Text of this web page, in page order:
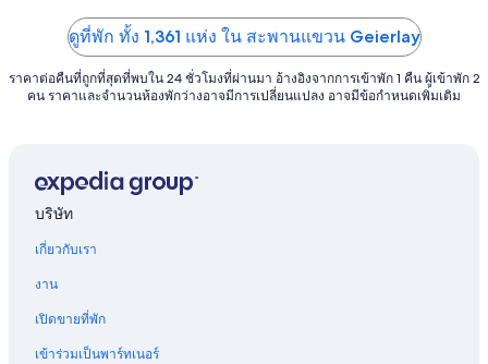
ดูที่พัก ทั้ง 1,361 แห่ง ใน สะพานแขวน Geierlay
ราคาต่อคืนที่ถูกที่สุดที่พบใน 24 ชั่วโมงที่ผ่านมา อ้างอิงจากการเข้าพัก 1 คืน ผู้เข้าพัก 2
คน ราคาและจำนวนห้องพักว่างอาจมีการเปลี่ยนแปลง อาจมีข้อกำหนดเพิ่มเติม
บริษัท
เกี่ยวกับเรา
งาน
เปิดขายที่พัก
เข้าร่วมเป็นพาร์ทเนอร์